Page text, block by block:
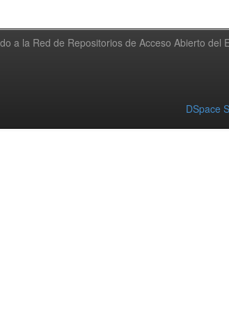
a la Red de Repositorios de Acceso Abierto del
DSpace